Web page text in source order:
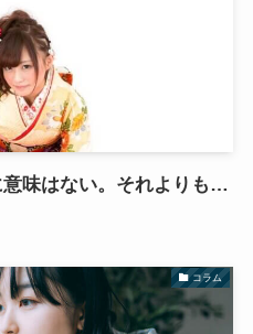
味はない。それよりも…
コラム